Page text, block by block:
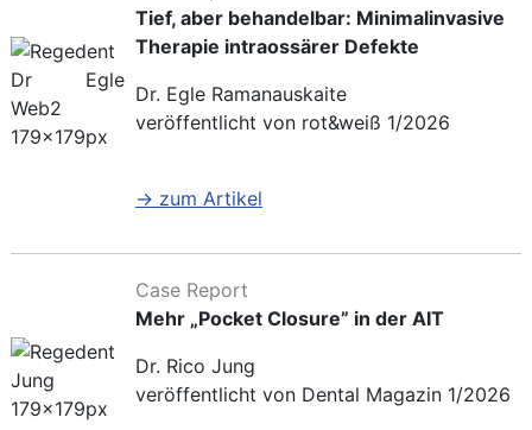
Tief, aber behandelbar: Minimalinvasive
Therapie intraossärer Defekte
Dr. Egle Ramanauskaite
veröffentlicht von rot&weiß 1/2026
→ zum Artikel
Case Report
Mehr „Pocket Closure” in der AIT
Dr. Rico Jung
veröffentlicht von Dental Magazin 1/2026